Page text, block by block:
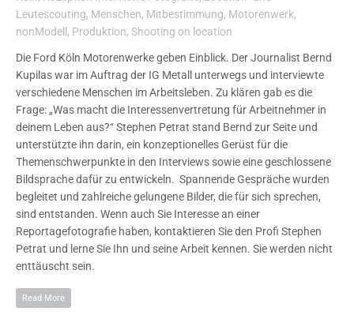
Leutescouting, Menschen, Mitbestimmung, Motorenwerk,
nonModell , Produktion, Shooting on location
Die Ford Köln Motorenwerke geben Einblick. Der Journalist Bernd
Kupilas war im Auftrag der IG Metall unterwegs und interviewte
verschiedene Menschen im Arbeitsleben. Zu klären gab es die
Frage: „Was macht die Interessenvertretung für Arbeitnehmer in
deinem Leben aus?“ Stephen Petrat stand Bernd zur Seite und
unterstützte ihn darin, ein konzeptionelles Gerüst für die
Themenschwerpunkte in den Interviews sowie eine geschlossene
Bildsprache dafür zu entwickeln. Spannende Gespräche wurden
begleitet und zahlreiche gelungene Bilder, die für sich sprechen,
sind entstanden. Wenn auch Sie Interesse an einer
Reportagefotografie haben, kontaktieren Sie den Profi Stephen
Petrat und lerne Sie Ihn und seine Arbeit kennen. Sie werden nicht
enttäuscht sein.
Read More